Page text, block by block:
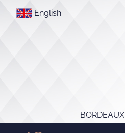
English
BORDEAUX